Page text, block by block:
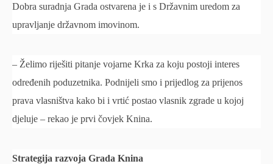
Dobra suradnja Grada ostvarena je i s Državnim uredom za
upravljanje državnom imovinom.
– Želimo riješiti pitanje vojarne Krka za koju postoji interes
određenih poduzetnika. Podnijeli smo i prijedlog za prijenos
prava vlasništva kako bi i vrtić postao vlasnik zgrade u kojoj
djeluje – rekao je prvi čovjek Knina.
Strategija razvoja Grada Knina